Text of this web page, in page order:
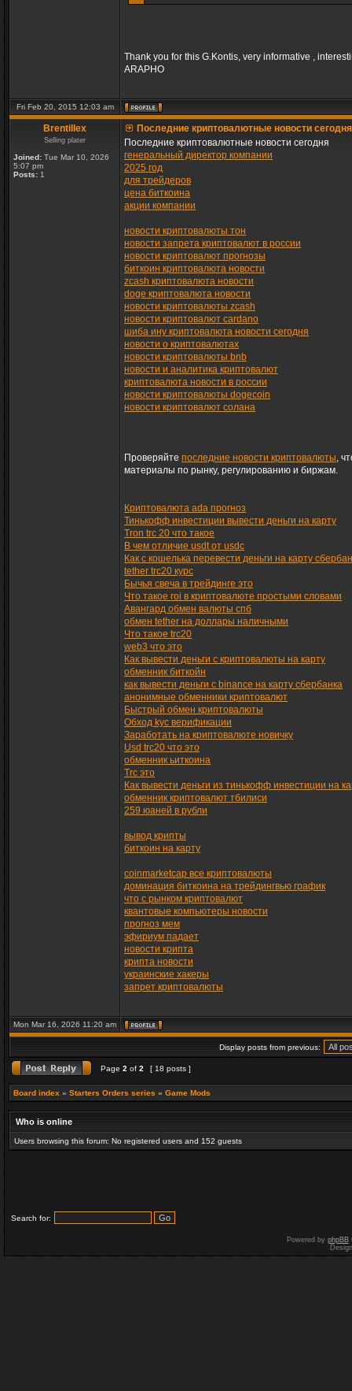
Thank you for this G.Kontis, very informative ,
ARAPHO
Fri Feb 20, 2015 12:03 am
Brentillex
Selling plater
Joined: Tue Mar 10, 2026
5:07 pm
Posts: 1
Последние криптовалютные новости сегодня
Последние криптовалютные новости сегодня
генеральный директор компании
2025 год
для трейдеров
цена биткоина
акции компании
новости криптовалюты тон
новости запрета криптовалют в россии
новости криптовалют прогнозы
биткоин криптовалюта новости
zcash криптовалюта новости
doge криптовалюта новости
новости криптовалюты zcash
новости криптовалют cardano
шиба ину криптовалюта новости сегодня
новости о криптовалютах
новости криптовалюты bnb
новости и аналитика криптовалют
криптовалюта новости в россии
новости криптовалюты dogecoin
новости криптовалют солана
Проверяйте последние новости криптовалюты,
материалы по рынку, регулированию и биржам.
Криптовалюта ada прогноз
Тинькофф инвестиции вывести деньги на карту
Tron trc 20 что такое
В чем отличие usdt от usdc
Как с кошелька перевести деньги на карту
tether trc20 курс
Бычья свеча в трейдинге это
Что такое roi в криптовалюте простыми словами
Авангард обмен валюты спб
обмен tether на доллары наличными
Что такое trc20
web3 что это
Как вывести деньги с криптовалюты на карту
обменник биткойн
как вывести деньги с binance на карту сбербанка
анонимные обменники криптовалют
Быстрый обмен криптовалюты
Обход kyc верификации
Заработать на криптовалюте новичку
Usd trc20 что это
обменник ьиткоина
Trc это
Как вывести деньги из тинькофф инвестиции на
обменник криптовалют тбилиси
259 юаней в рубли
вывод крипты
биткоин на карту
coinmarketcap все криптовалюты
доминация биткоина на трейдингвью график
что с рынком криптовалют
квантовые компьютеры новости
прогноз мем
эфириум падает
новости крипта
крипта новости
украинские хакеры
запрет криптовалюты
Mon Mar 16, 2026 11:20 am
Display posts from previous:
Page 2 of 2 [ 18 posts ]
Board index » Starters Orders series » Game Mods
Who is online
Users browsing this forum: No registered users and 152 guests
Search for:
Powered by phpBB